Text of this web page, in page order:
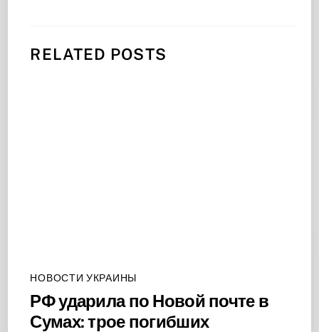
RELATED POSTS
НОВОСТИ УКРАИНЫ
РФ ударила по Новой почте в
Сумах: трое погибших